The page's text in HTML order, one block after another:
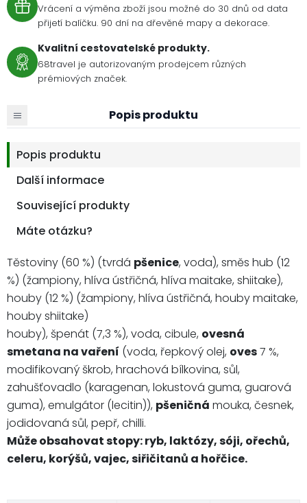
Vrácení a výměna zboží jsou možné do 30 dnů od data
přijetí balíčku. 90 dní na dřevěné mapy a dekorace.
Kvalitní cestovatelské produkty.
68travel je autorizovaným prodejcem různých
prémiových značek.
Popis produktu
Popis produktu
Další informace
Související produkty
Máte otázku?
Těstoviny (60 %) (tvrdá pšenice, voda), směs hub (12
%) (žampiony, hlíva ústřičná, hlíva maitake, shiitake),
houby (12 %) (žampiony, hlíva ústřičná, houby maitake,
houby shiitake)
houby), špenát (7,3 %), voda, cibule, ovesná
smetana na vaření (voda, řepkový olej, oves7 %,
modifikovaný škrob, hrachová bílkovina, sůl,
zahušťovadlo (karagenan, lokustová guma, guarová
guma), emulgátor (lecitin)), pšeničná mouka, česnek,
jodidovaná sůl, pepř, chilli.
Může obsahovat stopy: ryb, laktózy, sóji, ořechů,
celeru, korýšů, vajec, siřičitanů a hořčice.